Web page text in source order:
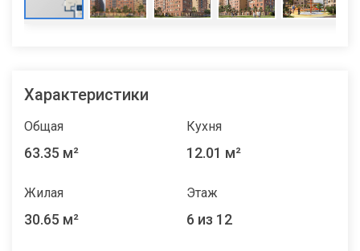
Характеристики
Общая
63.35 м²
Кухня
12.01 м²
Жилая
30.65 м²
Этаж
6 из 12